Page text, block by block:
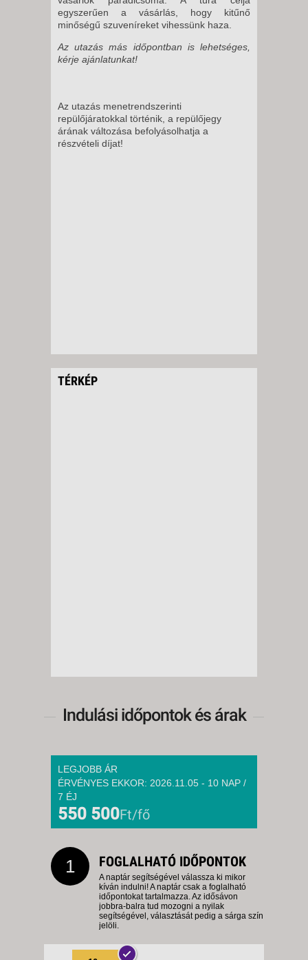
egyszerűen a vásárlás, hogy kitűnő
minőségű szuveníreket vihessünk haza.
Az utazás más időpontban is lehetséges,
kérje ajánlatunkat!
Az utazás menetrendszerinti
repülőjáratokkal történik, a repülőjegy
árának változása befolyásolhatja a
részvételi díjat!
TÉRKÉP
Indulási időpontok és árak
LEGJOBB ÁR
ÉRVÉNYES EKKOR: 2026.11.05 - 10 NAP /
7 ÉJ
550 500Ft/fő
1 FOGLALHATÓ IDŐPONTOK
A naptár segítségével válassza ki mikor
kíván indulni! A naptár csak a foglalható
időpontokat tartalmazza. Az idősávon
jobbra-balra tud mozogni a nyilak
segítségével, választását pedig a sárga szín
jelöli.